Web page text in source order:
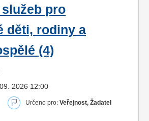
pro
děti, rodiny a
(4)
2026 12:00
Určeno pro: Veřejnost, Žadatel